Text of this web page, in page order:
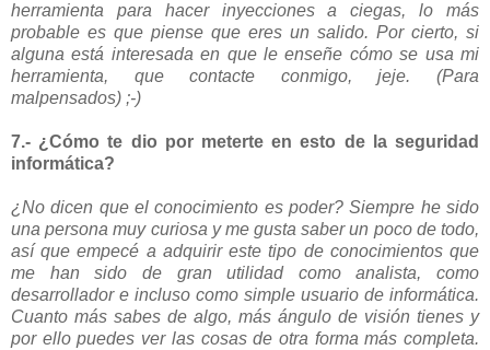
herramienta para hacer inyecciones a ciegas, lo más
probable es que piense que eres un salido. Por cierto, si
alguna está interesada en que le enseñe cómo se usa mi
herramienta, que contacte conmigo, jeje. (Para
malpensados) ;-)
7.- ¿Cómo te dio por meterte en esto de la seguridad
informática?
¿No dicen que el conocimiento es poder? Siempre he sido
una persona muy curiosa y me gusta saber un poco de todo,
así que empecé a adquirir este tipo de conocimientos que
me han sido de gran utilidad como analista, como
desarrollador e incluso como simple usuario de informática.
Cuanto más sabes de algo, más ángulo de visión tienes y
por ello puedes ver las cosas de otra forma más completa.